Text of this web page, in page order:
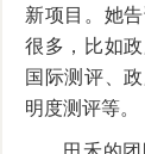
新项目。她
很多，比如
国际测评、
明度测评等。